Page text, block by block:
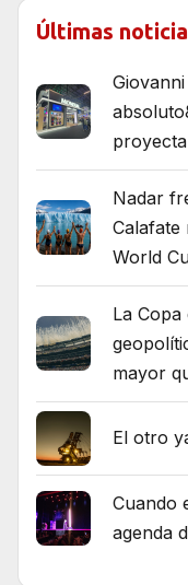
Últimas
Nadar
Calafate
World
La
mayor
El otro
Cuando
agenda